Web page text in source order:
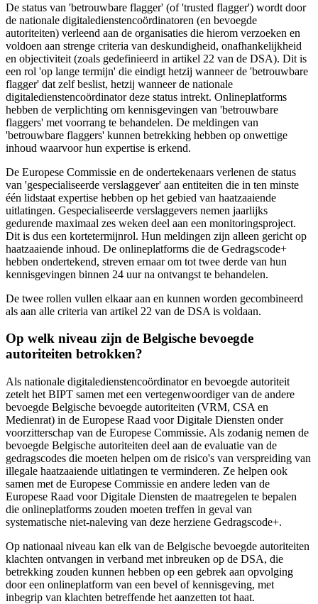
De status van 'betrouwbare flagger' (of 'trusted flagger') wordt door
de nationale digitaledienstencoördinatoren (en bevoegde
autoriteiten) verleend aan de organisaties die hierom verzoeken en
voldoen aan strenge criteria van deskundigheid, onafhankelijkheid
en objectiviteit (zoals gedefinieerd in artikel 22 van de DSA). Dit is
een rol 'op lange termijn' die eindigt hetzij wanneer de 'betrouwbare
flagger' dat zelf beslist, hetzij wanneer de nationale
digitaledienstencoördinator deze status intrekt. Onlineplatforms
hebben de verplichting om kennisgevingen van 'betrouwbare
flaggers' met voorrang te behandelen. De meldingen van
'betrouwbare flaggers' kunnen betrekking hebben op onwettige
inhoud waarvoor hun expertise is erkend.
De Europese Commissie en de ondertekenaars verlenen de status
van 'gespecialiseerde verslaggever' aan entiteiten die in ten minste
één lidstaat expertise hebben op het gebied van haatzaaiende
uitlatingen. Gespecialiseerde verslaggevers nemen jaarlijks
gedurende maximaal zes weken deel aan een monitoringsproject.
Dit is dus een kortetermijnrol. Hun meldingen zijn alleen gericht op
haatzaaiende inhoud. De onlineplatforms die de Gedragscode+
hebben ondertekend, streven ernaar om tot twee derde van hun
kennisgevingen binnen 24 uur na ontvangst te behandelen.
De twee rollen vullen elkaar aan en kunnen worden gecombineerd
als aan alle criteria van artikel 22 van de DSA is voldaan.
Op welk niveau zijn de Belgische bevoegde
autoriteiten betrokken?
Als nationale digitaledienstencoördinator en bevoegde autoriteit
zetelt het BIPT samen met een vertegenwoordiger van de andere
bevoegde Belgische bevoegde autoriteiten (VRM, CSA en
Medienrat) in de Europese Raad voor Digitale Diensten onder
voorzitterschap van de Europese Commissie. Als zodanig nemen de
bevoegde Belgische autoriteiten deel aan de evaluatie van de
gedragscodes die moeten helpen om de risico's van verspreiding van
illegale haatzaaiende uitlatingen te verminderen. Ze helpen ook
samen met de Europese Commissie en andere leden van de
Europese Raad voor Digitale Diensten de maatregelen te bepalen
die onlineplatforms zouden moeten treffen in geval van
systematische niet-naleving van deze herziene Gedragscode+.
Op nationaal niveau kan elk van de Belgische bevoegde autoriteiten
klachten ontvangen in verband met inbreuken op de DSA, die
betrekking zouden kunnen hebben op een gebrek aan opvolging
door een onlineplatform van een bevel of kennisgeving, met
inbegrip van klachten betreffende het aanzetten tot haat.